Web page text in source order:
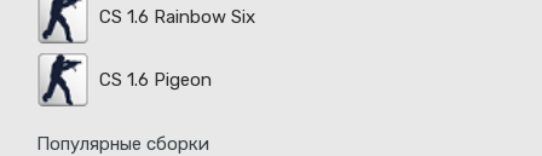
CS 1.6 Rainbow Six
CS 1.6 Pigeon
Популярные сборки